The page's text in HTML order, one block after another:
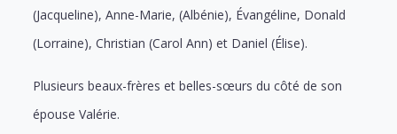
(Jacqueline), Anne-Marie, (Albénie), Évangéline, Donald
(Lorraine), Christian (Carol Ann) et Daniel (Élise).
Plusieurs beaux-frères et belles-sœurs du côté de son
épouse Valérie.